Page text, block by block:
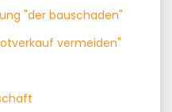
"der bauschaden"
vermeiden"